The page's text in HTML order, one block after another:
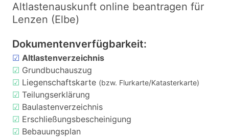
Altlastenauskunft online beantragen für
Lenzen (Elbe)
Dokumentenverfügbarkeit:
☑ Altlastenverzeichnis
☑ Grundbuchauszug
☑ Liegenschaftskarte (bzw. Flurkarte/Katasterkarte)
☑ Teilungserklärung
☑ Baulastenverzeichnis
☑ Erschließungsbescheinigung
☑ Bebauungsplan